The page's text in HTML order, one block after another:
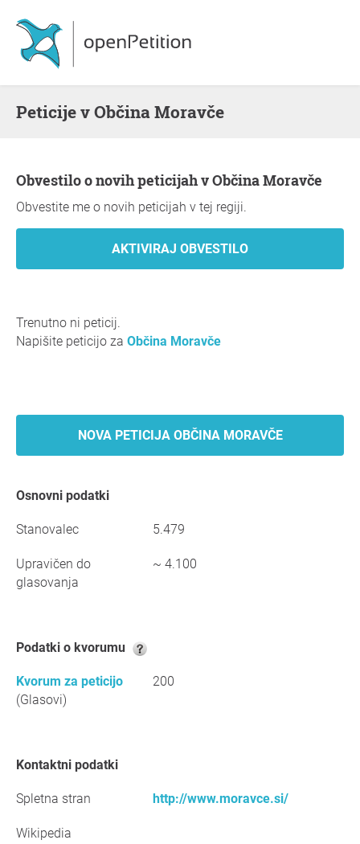
Peticije v Občina Moravče
Obvestilo o novih peticijah v Občina Moravče
Obvestite me o novih peticijah v tej regiji.
Trenutno ni peticij.
Napišite peticijo za Občina Moravče
NOVA PETICIJA OBČINA MORAVČE
Osnovni podatki
Stanovalec 5.479
Upravičen do
glasovanja
~ 4.100
Podatki o kvorumu
Kvorum za peticijo
(Glasovi)
200
Kontaktni podatki
Spletna stran http://www.moravce.si/
Wikipedia